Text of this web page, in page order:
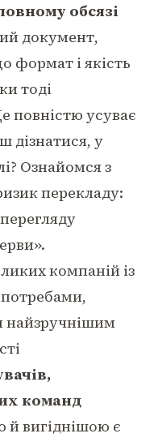
обсязі
документ,
формат і якість
тоді
повністю усуває
дізнатися, у
Ознайомся з
перекладу:
.
компаній із
найзручнішим
команд
й вигіднішою є